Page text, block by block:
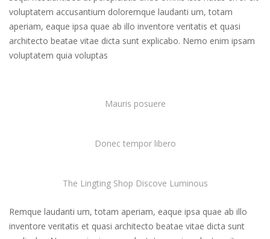
voluptatem accusantium doloremque laudanti um, totam
aperiam, eaque ipsa quae ab illo inventore veritatis et quasi
architecto beatae vitae dicta sunt explicabo. Nemo enim ipsam
voluptatem quia voluptas
Mauris posuere
Donec tempor libero
The Lingting Shop Discove Luminous
Remque laudanti um, totam aperiam, eaque ipsa quae ab illo
inventore veritatis et quasi architecto beatae vitae dicta sunt